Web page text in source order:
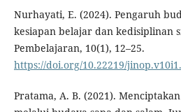
Nurhayati, E. (2024). Pengaruh
kesiapan belajar dan kedisiplinan
Pembelajaran, 10(1), 12–25.
https://doi.org/10.22219/
Pratama, A. B. (2021).